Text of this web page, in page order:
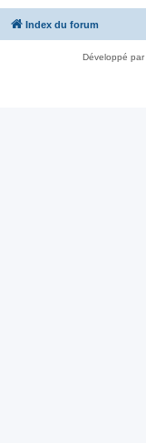
Index du forum
Développé par